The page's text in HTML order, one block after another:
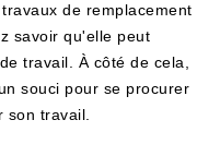
de remplacement
savoir qu'elle peut
travail. À côté de cela,
souci pour se procurer
son travail.